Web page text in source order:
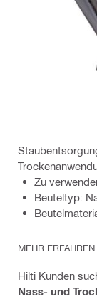
Zu
Beuteltyp:
MEHR ERFAHREN
Hilti Kunden
Nass- und